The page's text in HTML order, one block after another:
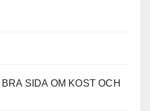
SIDA OM KOST OCH